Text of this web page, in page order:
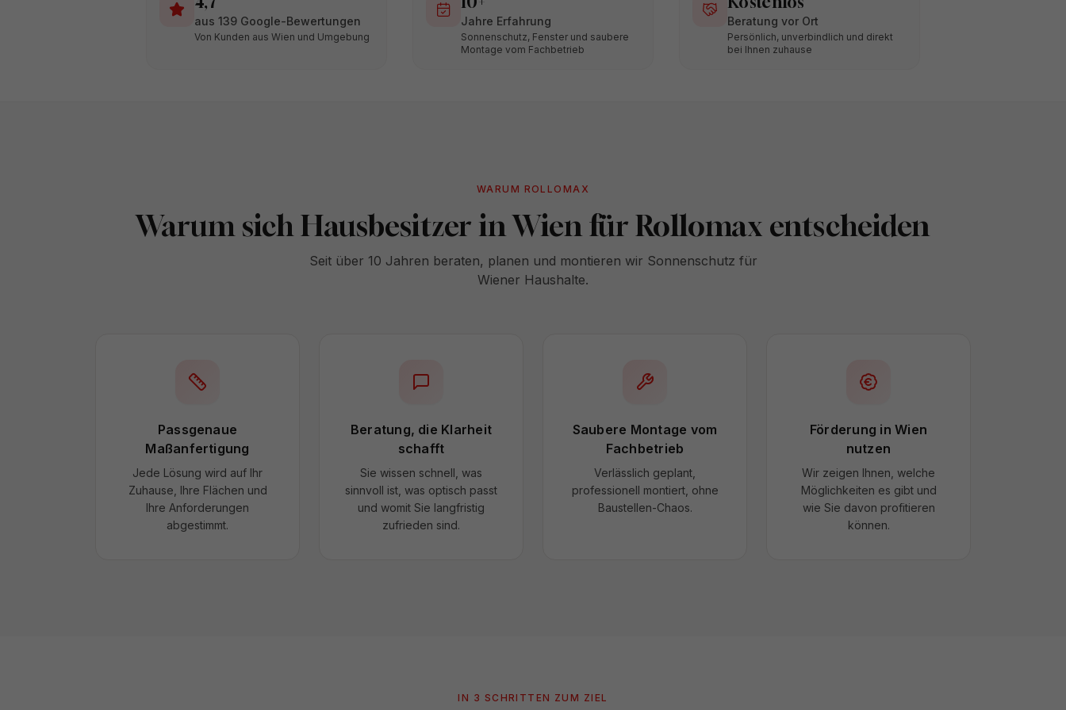
aus 139 Google-Bewertungen
Von Kunden aus Wien und Umgebung
Jahre Erfahrung
Sonnenschutz, Fenster und saubere
Montage vom Fachbetrieb
Beratung vor Ort
Persönlich, unverbindlich und direkt
bei Ihnen zuhause
WARUM ROLLOMAX
Warum sich Hausbesitzer in Wien für Rollomax entscheiden
Seit über 10 Jahren beraten, planen und montieren wir Sonnenschutz für
Wiener Haushalte.
Passgenaue
Maßanfertigung
Jede Lösung wird auf Ihr
Zuhause, Ihre Flächen und
Ihre Anforderungen
abgestimmt.
Beratung, die Klarheit
schafft
Sie wissen schnell, was
sinnvoll ist, was optisch passt
und womit Sie langfristig
zufrieden sind.
Saubere Montage vom
Fachbetrieb
Verlässlich geplant,
professionell montiert, ohne
Baustellen-Chaos.
Förderung in Wien
nutzen
Wir zeigen Ihnen, welche
Möglichkeiten es gibt und
wie Sie davon profitieren
können.
IN 3 SCHRITTEN ZUM ZIEL